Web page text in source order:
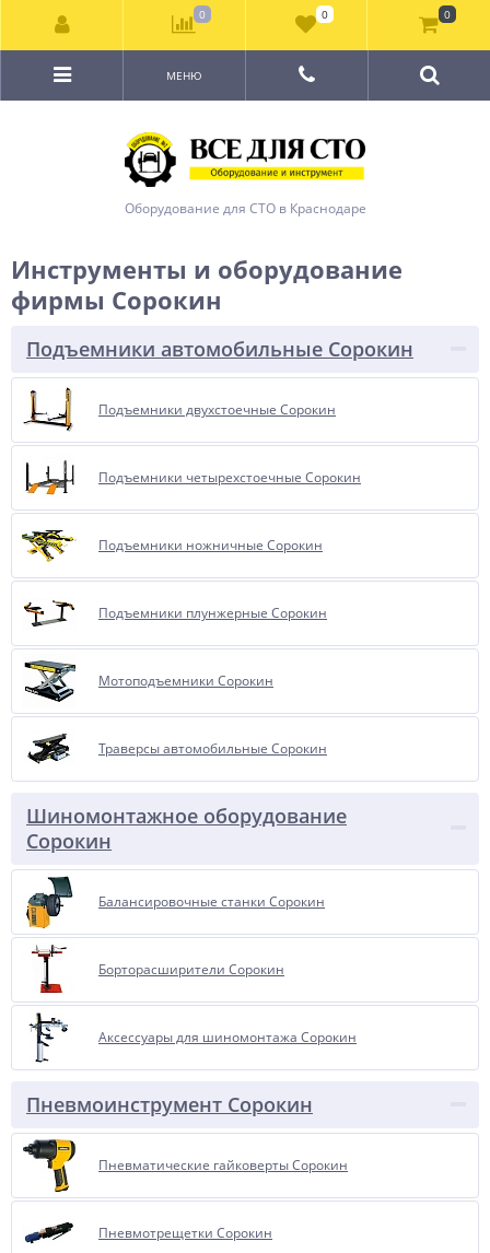
Оборудование для СТО в Краснодаре
МЕНЮ
Инструменты и оборудование
фирмы Сорокин
Подъемники автомобильные Сорокин
Подъемники двухстоечные Сорокин
Подъемники четырехстоечные Сорокин
Подъемники ножничные Сорокин
Подъемники плунжерные Сорокин
Мотоподъемники Сорокин
Траверсы автомобильные Сорокин
Шиномонтажное оборудование
Сорокин
Балансировочные станки Сорокин
Борторасширители Сорокин
Аксессуары для шиномонтажа Сорокин
Пневмоинструмент Сорокин
Пневматические гайковерты Сорокин
Пневмотрещетки Сорокин
0 0 0